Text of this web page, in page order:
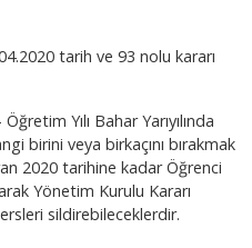
tarih ve 93 nolu kararı
Yılı Bahar Yarıyılında
birini veya birkaçını bırakmak
2020 tarihine kadar Öğrenci
Yönetim Kurulu Kararı
sildirebileceklerdir.